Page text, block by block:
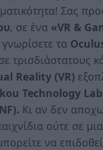
Σας
, σε ένα «VR &
τα
τρισδιάστατους
Reality (VR)
Technology
Κι αν δεν
ούτε σε
να